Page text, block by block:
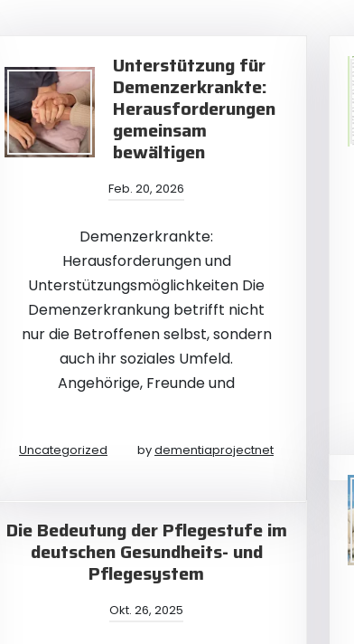
Unterstützung für
Demenzerkrankte:
Herausforderungen
gemeinsam
bewältigen
Feb. 20, 2026
Demenzerkrankte:
Herausforderungen und
Unterstützungsmöglichkeiten Die
Demenzerkrankung betrifft nicht
nur die Betroffenen selbst, sondern
auch ihr soziales Umfeld.
Angehörige, Freunde und
Uncategorized bydementiaprojectnet
Die Bedeutung der Pflegestufe im
deutschen Gesundheits- und
Pflegesystem
Okt. 26, 2025